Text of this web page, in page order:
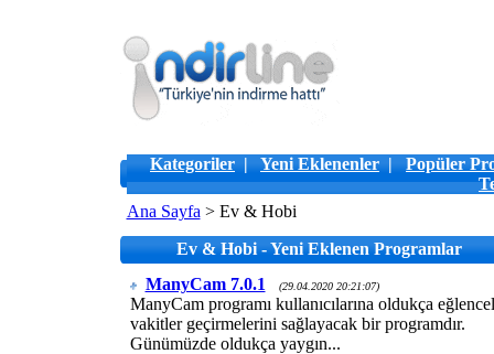
Kategoriler | Yeni Eklenenler | Popüler
Ana Sayfa > Ev & Hobi
Ev & Hobi - Yeni Eklenen Programlar
ManyCam 7.0.1
(29.04.2020 20:21:07)
ManyCam programı kullanıcılarına oldukça
vakitler geçirmelerini sağlayacak bir programdır.
Günümüzde oldukça yaygın...